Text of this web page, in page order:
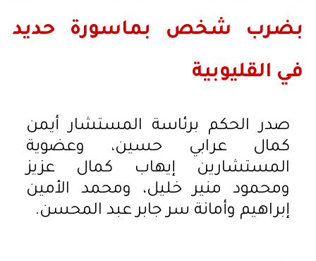
بضرب شخص بماسورة حديد
في القليوبية
صدر الحكم برئاسة المستشار أيمن
كمال عرابي حسين، وعضوية
المستشارين إيهاب كمال عزيز
ومحمود منير خليل، ومحمد الأمين
إبراهيم وأمانة سر جابر عبد المحسن.